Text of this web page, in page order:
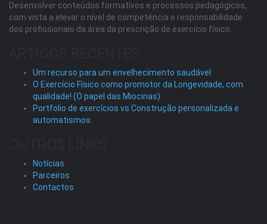
Desenvolver conteúdos formativos e processos pedagógicos,
com vista a elevar o nível de competência e responsabilidade
dos profissionais da área da prescrição de exercício físico.
Um recurso para um envelhecimento saudável
O Exercício Físico como promotor da Longevidade, com
qualidade! (O papel das Miocinas)
Portfolio de exercícios vs Construção personalizada e
automatismos.
Notícias
Parceiros
Contactos